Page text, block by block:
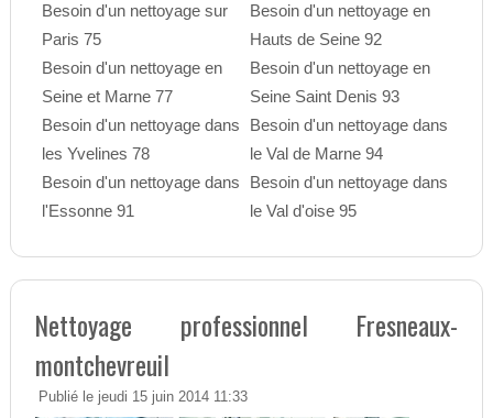
Besoin d'un nettoyage sur
Paris 75
Besoin d'un nettoyage en
Seine et Marne 77
Besoin d'un nettoyage dans
les Yvelines 78
Besoin d'un nettoyage dans
l'Essonne 91
Besoin d'un nettoyage en
Hauts de Seine 92
Besoin d'un nettoyage en
Seine Saint Denis 93
Besoin d'un nettoyage dans
le Val de Marne 94
Besoin d'un nettoyage dans
le Val d'oise 95
Nettoyage professionnel Fresneaux-
montchevreuil
Publié le jeudi 15 juin 2014 11:33